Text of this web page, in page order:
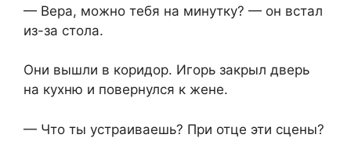
— Вера, можно тебя на минутку? — он встал
из-за стола.
Они вышли в коридор. Игорь закрыл дверь
на кухню и повернулся к жене.
— Что ты устраиваешь? При отце эти сцены?